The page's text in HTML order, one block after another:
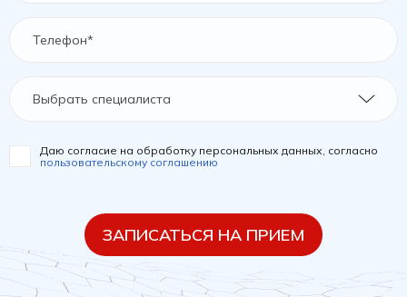
Выбрать специалиста
Даю согласие на обработку персональных данных, согласно
пользовательскому соглашению
ЗАПИСАТЬСЯ НА ПРИЕМ